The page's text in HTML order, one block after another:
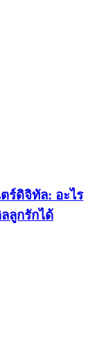
ร์ดิจิทัล: อะไร
ลูกรักได้